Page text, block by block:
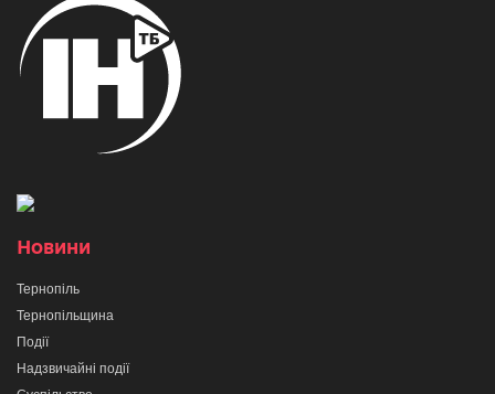
Новини
Тернопіль
Тернопільщина
Події
Надзвичайні події